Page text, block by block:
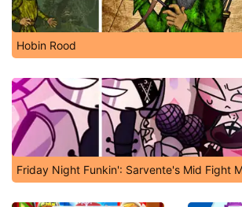
Hobin Rood
Friday Night Funkin': Sarvente's Mid Fight